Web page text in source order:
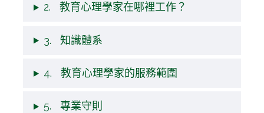
2. 教育心理學家在哪裡工作？
3. 知識體系
4. 教育心理學家的服務範圍
5. 專業守則